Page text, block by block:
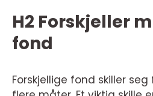
H2 Forskjeller
fond
Forskjellige fond skiller